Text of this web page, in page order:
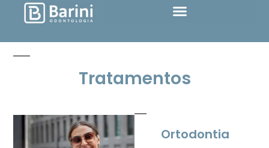
Tratamentos
Ortodontia